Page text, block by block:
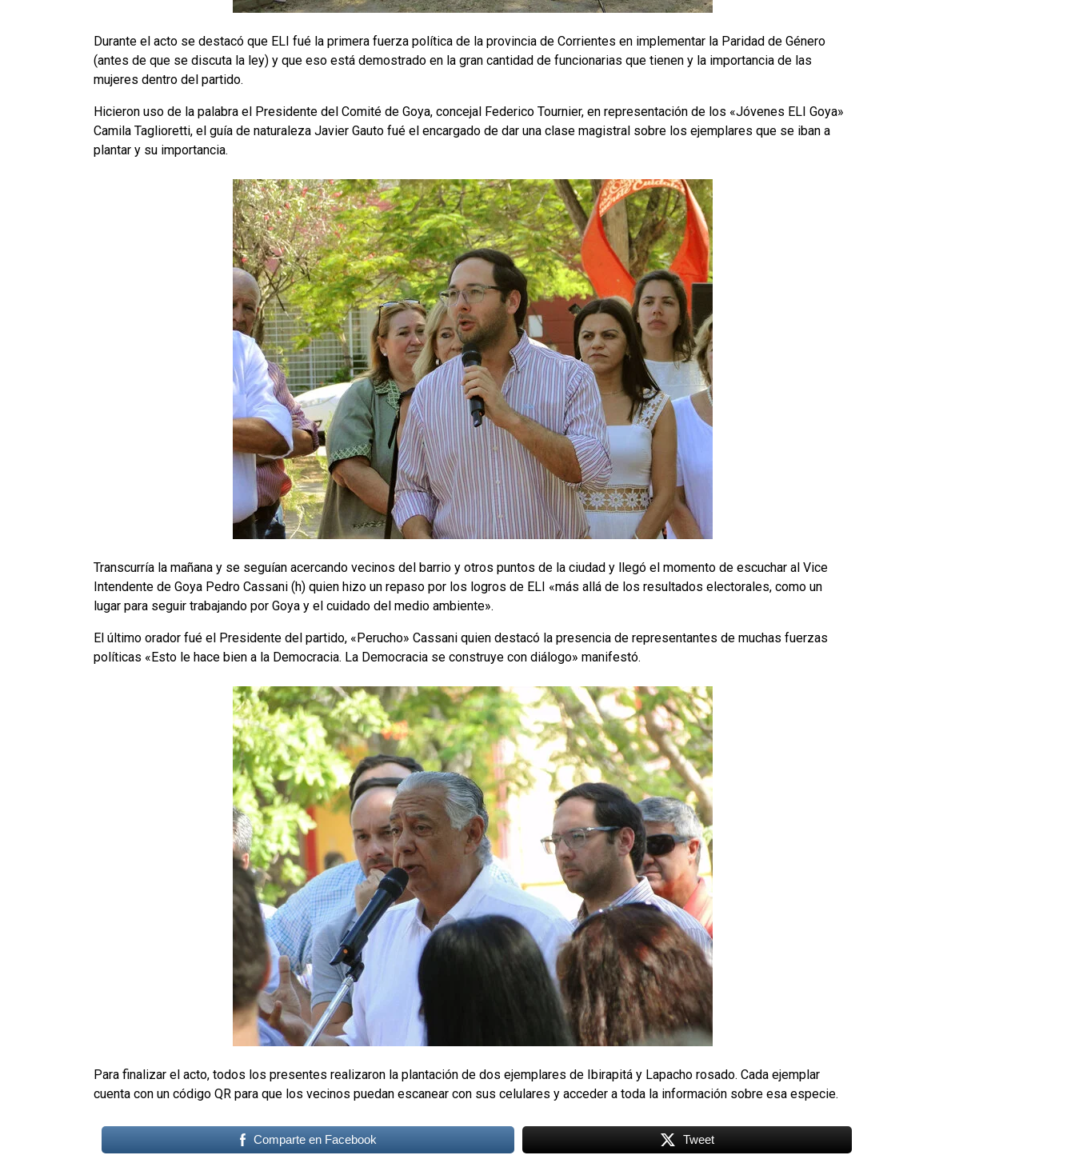
Durante el acto se destacó que ELI fué la primera fuerza política de la provincia de Corrientes en implementar la Paridad de Género
(antes de que se discuta la ley) y que eso está demostrado en la gran cantidad de funcionarias que tienen y la importancia de las
mujeres dentro del partido.
Hicieron uso de la palabra el Presidente del Comité de Goya, concejal Federico Tournier, en representación de los «Jóvenes ELI Goya»
Camila Taglioretti, el guía de naturaleza Javier Gauto fué el encargado de dar una clase magistral sobre los ejemplares que se iban a
plantar y su importancia.
Transcurría la mañana y se seguían acercando vecinos del barrio y otros puntos de la ciudad y llegó el momento de escuchar al Vice
Intendente de Goya Pedro Cassani (h) quien hizo un repaso por los logros de ELI «más allá de los resultados electorales, como un
lugar para seguir trabajando por Goya y el cuidado del medio ambiente».
El último orador fué el Presidente del partido, «Perucho» Cassani quien destacó la presencia de representantes de muchas fuerzas
políticas «Esto le hace bien a la Democracia. La Democracia se construye con diálogo» manifestó.
Para finalizar el acto, todos los presentes realizaron la plantación de dos ejemplares de Ibirapitá y Lapacho rosado. Cada ejemplar
cuenta con un código QR para que los vecinos puedan escanear con sus celulares y acceder a toda la información sobre esa especie.
Comparte en Facebook Tweet